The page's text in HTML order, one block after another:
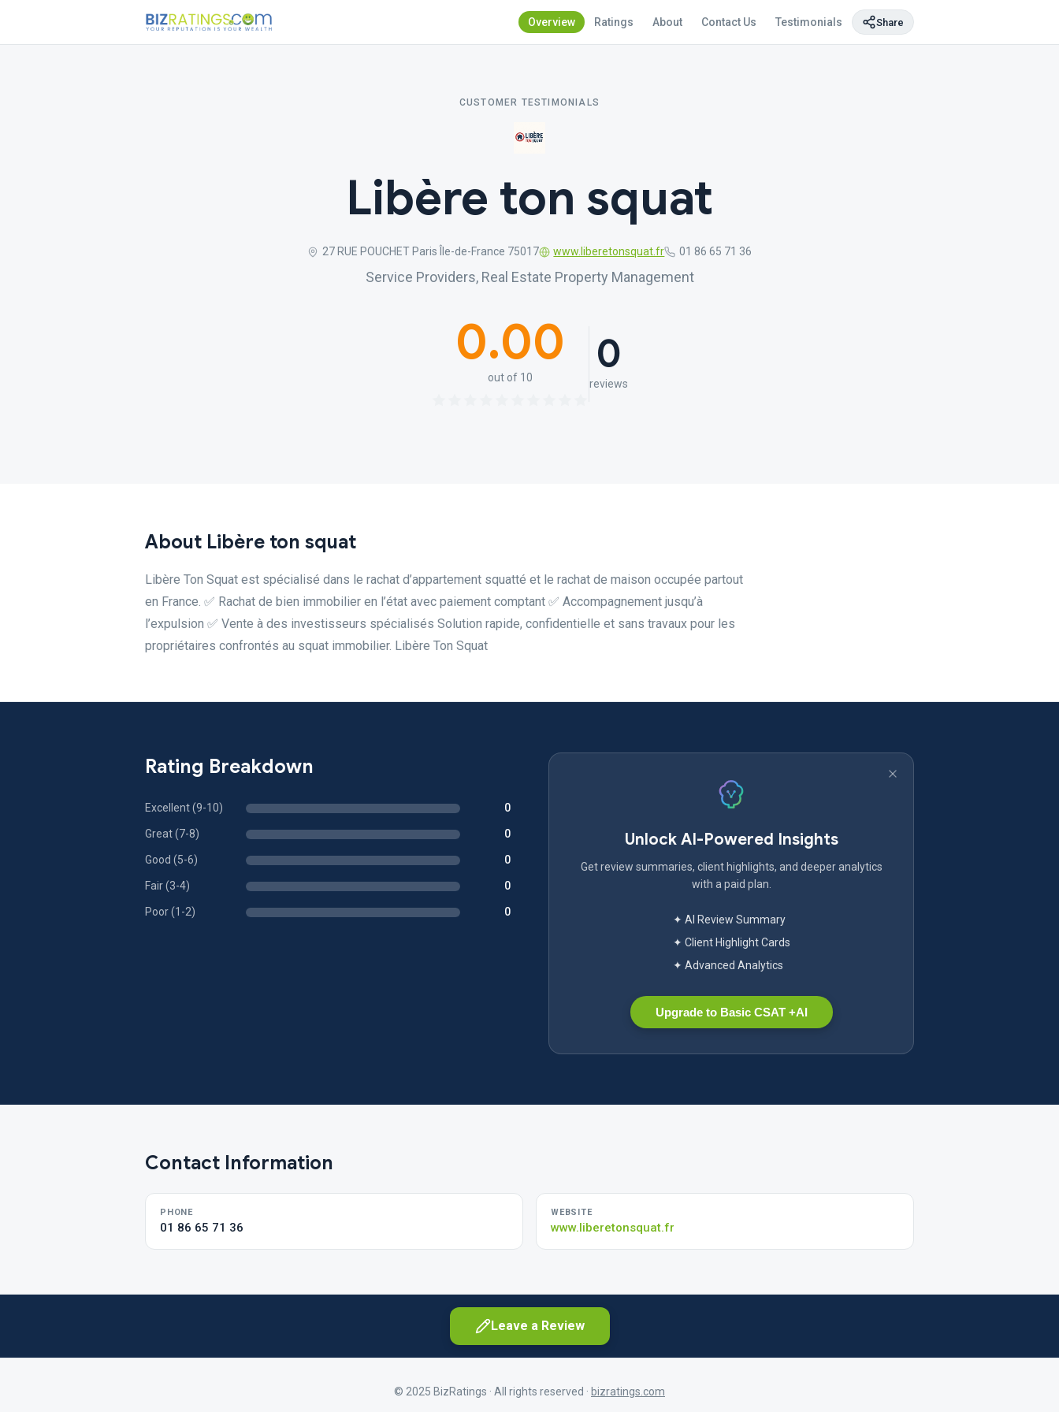
Overview Ratings About Contact Us Testimonials Share
CUSTOMER TESTIMONIALS
Libère ton squat
27 RUE POUCHET Paris Île-de-France 75017 www.liberetonsquat.fr 01 86 65 71 36
Service Providers, Real Estate Property Management
0.00
out of 10 0
reviews
About Libère ton squat
Libère Ton Squat est spécialisé dans le rachat d’appartement squatté et le rachat de maison occupée partout
en France. ✅ Rachat de bien immobilier en l’état avec paiement comptant ✅ Accompagnement jusqu’à
l’expulsion ✅ Vente à des investisseurs spécialisés Solution rapide, confidentielle et sans travaux pour les
propriétaires confrontés au squat immobilier. Libère Ton Squat
Rating Breakdown
Excellent (9-10) 0
Great (7-8) 0
Good (5-6) 0
Fair (3-4) 0
Poor (1-2) 0
Unlock AI-Powered Insights
Get review summaries, client highlights, and deeper analytics
with a paid plan.
✦ AI Review Summary
✦ Client Highlight Cards
✦ Advanced Analytics
Upgrade to Basic CSAT +AI
Contact Information
PHONE
01 86 65 71 36
WEBSITE
www.liberetonsquat.fr
Leave a Review
© 2025 BizRatings · All rights reserved · bizratings.com